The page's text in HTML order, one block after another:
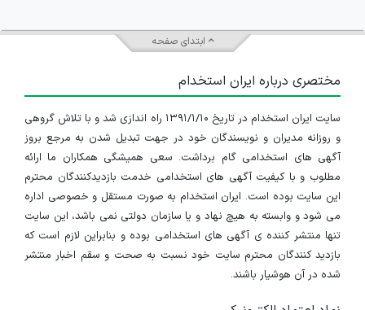
صنعت پالایش نفت ایران یکی از ارکان راهبردی بخش انرژی
کشور است که وظیفه تبدیل نفت خام به فرآورده‌های اصلی
نظیر بنزین، گازوئیل، سوخت جت و نفت کوره را بر عهده
دارد. الگوی استقرار پالایشگاه‌ها در ایرانتابع دو عامل اصلی
است: نزدیکی به منابع تأمین نفت خام و نزدیکی به مراکز
عمده مصرف . بر این اساس، بیشترین تمرکز ظرفیت پالایشی
در جنوب کشور، به‌ویژه استان‌های خوزستان و هرمزگان
مشاهده می‌شود. بررسی کارشناسان ایران استخدام نشان
ابتدای صفحه
مختصری درباره ایران استخدام
سایت ایران استخدام در تاریخ ۱۳۹۱/۱/۱۰ راه اندازی شد و با تلاش گروهی
و روزانه مدیران و نویسندگان خود در جهت تبدیل شدن به مرجع بروز
آگهی های استخدامی گام برداشت. سعی همیشگی همکاران ما ارائه
مطلوب و با کیفیت آگهی های استخدامی خدمت بازدیدکنندگان محترم
این سایت بوده است. ایران استخدام به صورت مستقل و خصوصی اداره
می شود و وابسته به هیچ نهاد و یا سازمان دولتی نمی باشد، این سایت
تنها منتشر کننده ی آگهی های استخدامی بوده و بنابراین لازم است که
بازدید کنندگان محترم سایت خود نسبت به صحت و سقم اخبار منتشر
شده در آن هوشیار باشند.